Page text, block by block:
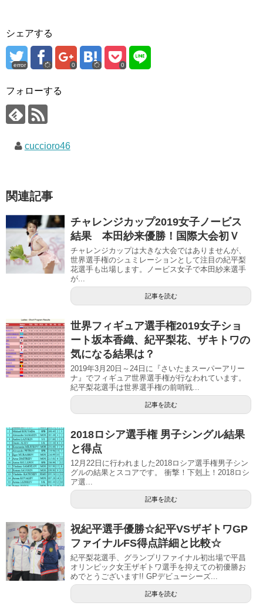
シェアする
error 0 0
フォローする
cuccioro46
関連記事
チャレンジカップ2019女子ノービス
結果 本田紗来優勝！国際大会初Ｖ
チャレンジカップは大きな大会ではありませんが、
世界選手権のシュミレーションとして注目の紀平梨
花選手も出場します。ノービス女子で本田紗来選手
が...
記事を読む
世界フィギュア選手権2019女子ショ
ート坂本香織、紀平梨花、ザキトワの
気になる結果は？
2019年3月20日～24日に『さいたまスーパーアリー
ナ』でフィギュア世界選手権が行なわれています。
紀平梨花選手は世界選手権の前哨戦...
記事を読む
2018ロシア選手権 男子シングル結果
と得点
12月22日に行われました2018ロシア選手権男子シン
グルの結果とスコアです。 衝撃！下剋上！2018ロシ
ア選...
記事を読む
祝紀平選手優勝☆紀平VSザギトワGP
ファイナルFS得点詳細と比較☆
紀平梨花選手、グランプリファイナル初出場で平昌
オリンピック女王ザギトワ選手を抑えての初優勝お
めでとうございます!! GPデビューシーズ...
記事を読む